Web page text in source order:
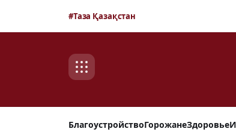
#Таза Қазақстан
БлагоустройствоГорожанеЗдоровье